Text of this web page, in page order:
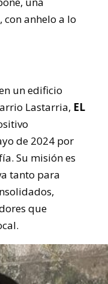
anhelo a lo
un edificio
Lastarria, EL
de 2024 por
Su misión es
tanto para
que